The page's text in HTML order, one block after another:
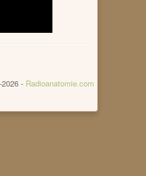
- Radioanatomie.com